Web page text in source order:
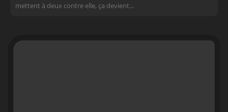
mettent à deux contre elle, ça devient...